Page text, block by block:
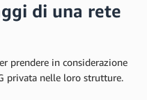
di una rete
prendere in considerazione
privata nelle loro strutture.